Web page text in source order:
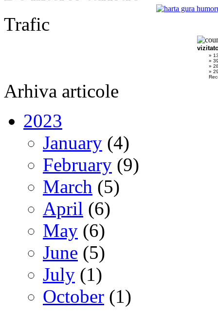
Trafic
»
»
»
»
Arhiva articole
2023
January (4)
February (9)
March (5)
April (6)
May (6)
June (5)
July (1)
October (1)